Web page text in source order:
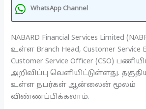
WhatsApp Channel
NABARD Financial Services Limited
உள்ள Branch Head, Customer Service
Customer Service Officer (CSO)
அறிவிப்பு வெளியிட்டுள்ளது.
உள்ள நபர்கள் ஆன்லைன் மூலம்
விண்ணப்பிக்கலாம்.